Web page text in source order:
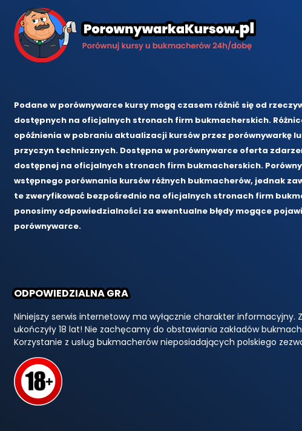
Podane w porównywarce kursy mogą czasem różnić się od
dostępnych na oficjalnych stronach firm bukmacherskich.
opóźnienia w pobraniu aktualizacji kursów przez porównywarkę
przyczyn technicznych. Dostępna w porównywarce oferta
dostępnej na oficjalnych stronach firm bukmacherskich.
wstępnego porównania kursów różnych bukmacherów, jednak
te zweryfikować bezpośrednio na oficjalnych stronach firm
ponosimy odpowiedzialności za ewentualne błędy mogące
porównywarce.
ODPOWIEDZIALNA GRA
Niniejszy serwis internetowy ma wyłącznie charakter informacyjny.
ukończyły 18 lat! Nie zachęcamy do obstawiania zakładów
Korzystanie z usług bukmacherów nieposiadających polskiego